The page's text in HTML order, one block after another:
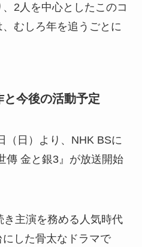
2人を中心としたこのコ
むしろ年を追うごとに
今後の活動予定
（日）より、NHK BSに
傳 金と銀3』が放送開始
き主演を務める人気時代
した骨太なドラマで